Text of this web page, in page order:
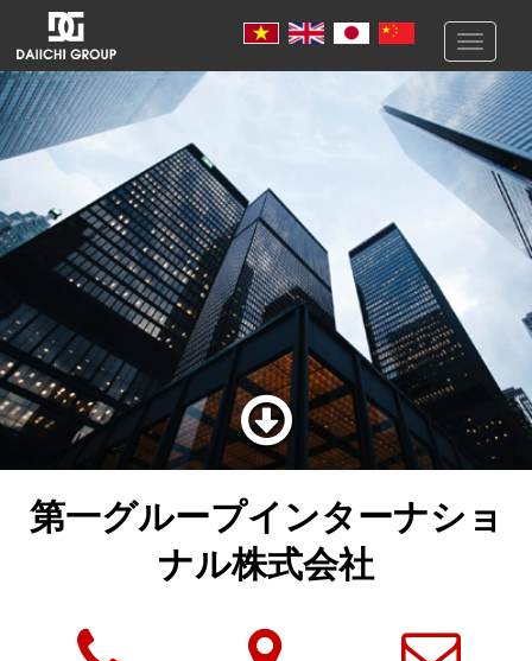
Toggle
第一グループインターナショ
ナル株式会社